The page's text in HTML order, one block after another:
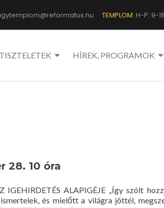
TEMPLOM: H-P: 9-
HÍREK, PROGRAMOK
28. 10 óra
ALAPIGÉJE „Így szólt
és mielőtt a világra jöttél,